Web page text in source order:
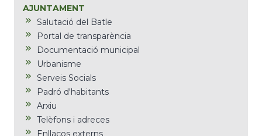
AJUNTAMENT
Salutació del Batle
Portal de transparència
Documentació municipal
Urbanisme
Serveis Socials
Padró d'habitants
Arxiu
Telèfons i adreces
Enllaços externs